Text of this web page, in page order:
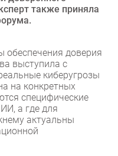
также приняла
обеспечения доверия
выступила с
киберугрозы
на конкретных
специфические
а где для
актуальны